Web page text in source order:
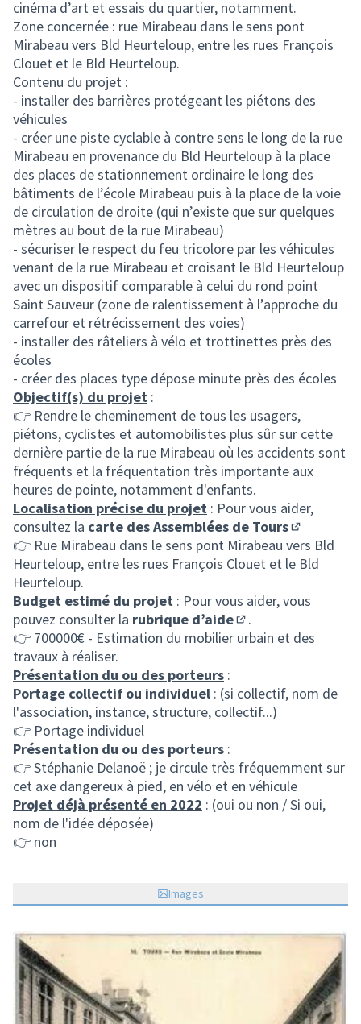
cinéma d’art et essais du quartier, notamment.
Zone concernée : rue Mirabeau dans le sens pont
Mirabeau vers Bld Heurteloup, entre les rues François
Clouet et le Bld Heurteloup.
Contenu du projet :
- installer des barrières protégeant les piétons des
véhicules
- créer une piste cyclable à contre sens le long de la rue
Mirabeau en provenance du Bld Heurteloup à la place
des places de stationnement ordinaire le long des
bâtiments de l’école Mirabeau puis à la place de la voie
de circulation de droite (qui n’existe que sur quelques
mètres au bout de la rue Mirabeau)
- sécuriser le respect du feu tricolore par les véhicules
venant de la rue Mirabeau et croisant le Bld Heurteloup
avec un dispositif comparable à celui du rond point
Saint Sauveur (zone de ralentissement à l’approche du
carrefour et rétrécissement des voies)
- installer des râteliers à vélo et trottinettes près des
écoles
- créer des places type dépose minute près des écoles
Objectif(s) du projet :
👉 Rendre le cheminement de tous les usagers,
piétons, cyclistes et automobilistes plus sûr sur cette
dernière partie de la rue Mirabeau où les accidents sont
fréquents et la fréquentation très importante aux
heures de pointe, notamment d'enfants.
Localisation précise du projet : Pour vous aider,
consultez la carte des Assemblées de Tours
(S'ouvre
👉 Rue Mirabeau dans le sens pont Mirabeau vers Bld
Heurteloup, entre les rues François Clouet et le Bld
Heurteloup.
Budget estimé du projet : Pour vous aider, vous
pouvez consulter la rubrique d’aide
(S'ouvre dans un
.
👉 700000€ - Estimation du mobilier urbain et des
travaux à réaliser.
Présentation du ou des porteurs :
Portage collectif ou individuel : (si collectif, nom de
l'association, instance, structure, collectif...)
👉 Portage individuel
Présentation du ou des porteurs :
👉 Stéphanie Delanoë ; je circule très fréquemment sur
cet axe dangereux à pied, en vélo et en véhicule
Projet déjà présenté en 2022 : (oui ou non / Si oui,
nom de l'idée déposée)
👉 non
Images